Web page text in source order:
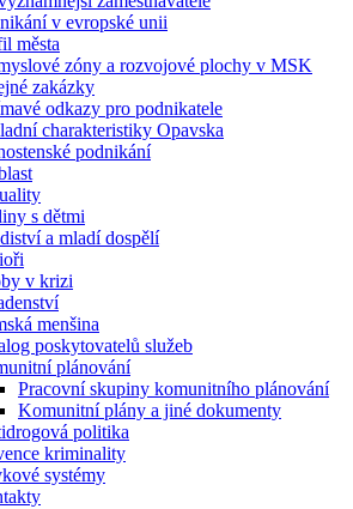
v evropské unii
města
zóny a rozvojové plochy v MSK
zakázky
odkazy pro podnikatele
charakteristiky Opavska
podnikání
s dětmi
a mladí dospělí
v krizi
menšina
poskytovatelů služeb
plánování
Pracovní skupiny komunitního plánování
Komunitní plány a jiné dokumenty
politika
kriminality
systémy